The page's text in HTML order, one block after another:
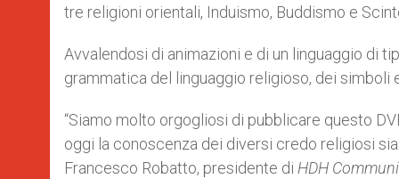
tre religioni orientali, Induismo, Buddismo e
Avvalendosi di animazioni e di un linguaggio di
grammatica del linguaggio religioso, dei simboli
“Siamo molto orgogliosi di pubblicare questo
oggi la conoscenza dei diversi credo religiosi
Francesco Robatto, presidente di HDH